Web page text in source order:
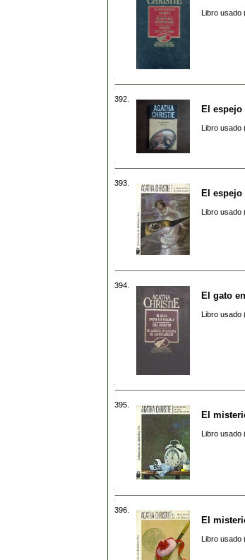
Libro
392.
El espejo
Libro
393.
El espejo
Libro
394.
El gato
Libro
395.
El
Libro
396.
El
Libro